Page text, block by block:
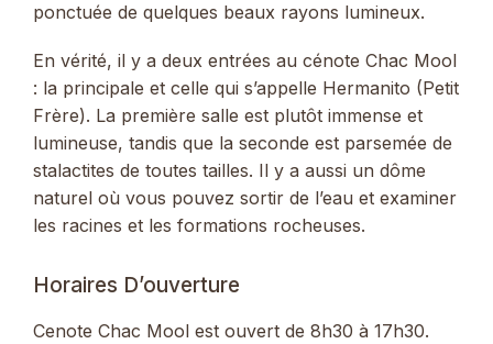
ponctuée de quelques beaux rayons lumineux.
En vérité, il y a deux entrées au cénote Chac Mool
: la principale et celle qui s’appelle Hermanito (Petit
Frère). La première salle est plutôt immense et
lumineuse, tandis que la seconde est parsemée de
stalactites de toutes tailles. Il y a aussi un dôme
naturel où vous pouvez sortir de l’eau et examiner
les racines et les formations rocheuses.
Horaires D’ouverture
Cenote Chac Mool est ouvert de 8h30 à 17h30.